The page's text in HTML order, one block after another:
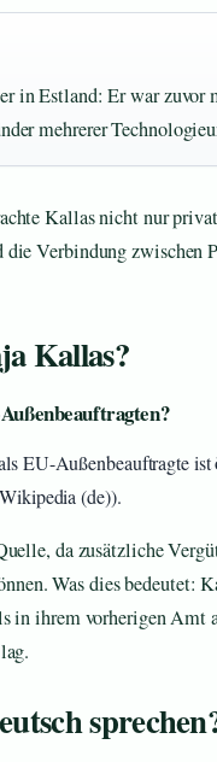
in Estland: Er war zuvor
mehrerer
Kallas nicht nur
Verbindung zwischen
Kallas?
EU-Außenbeauftragte
(de)).
da zusätzliche
Was dies bedeutet:
in ihrem vorherigen Amt